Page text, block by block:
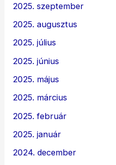
2025. szeptember
2025. augusztus
2025. július
2025. június
2025. május
2025. március
2025. február
2025. január
2024. december